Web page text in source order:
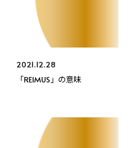
2021.12.28
「REIMUS」の意味